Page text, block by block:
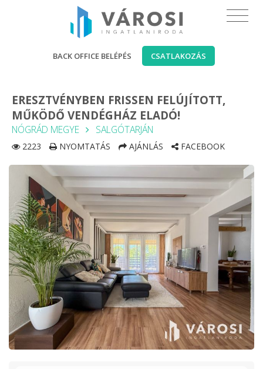
BACK OFFICE BELÉPÉS CSATLAKOZÁS
ERESZTVÉNYBEN FRISSEN FELÚJÍTOTT,
MŰKÖDŐ VENDÉGHÁZ ELADÓ!
NÓGRÁD MEGYE SALGÓTARJÁN
2223 NYOMTATÁS AJÁNLÁS FACEBOOK